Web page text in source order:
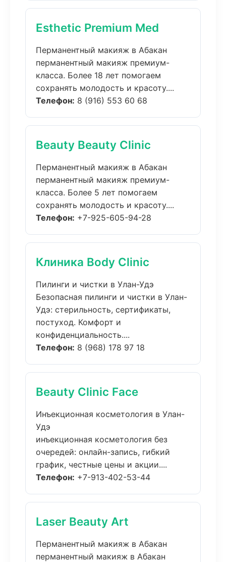
Esthetic Premium Med
Перманентный макияж в Абакан
перманентный макияж премиум-
класса. Более 18 лет помогаем
сохранять молодость и красоту....
Телефон: 8 (916) 553 60 68
Beauty Beauty Clinic
Перманентный макияж в Абакан
перманентный макияж премиум-
класса. Более 5 лет помогаем
сохранять молодость и красоту....
Телефон: +7-925-605-94-28
Клиника Body Clinic
Пилинги и чистки в Улан-Удэ
Безопасная пилинги и чистки в Улан-
Удэ: стерильность, сертификаты,
постуход. Комфорт и
конфиденциальность....
Телефон: 8 (968) 178 97 18
Beauty Clinic Face
Инъекционная косметология в Улан-
Удэ
инъекционная косметология без
очередей: онлайн-запись, гибкий
график, честные цены и акции....
Телефон: +7-913-402-53-44
Laser Beauty Art
Перманентный макияж в Абакан
перманентный макияж в Абакан